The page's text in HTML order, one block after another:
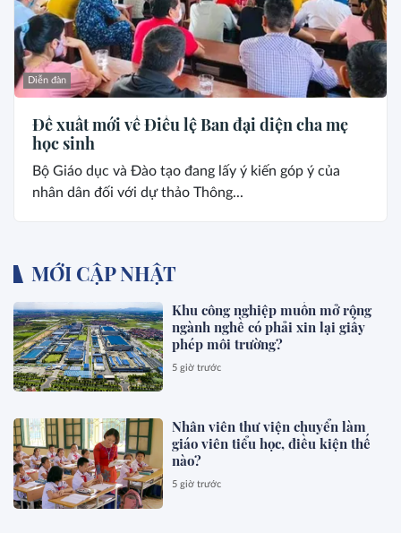
Diễn đàn
Đề xuất mới về Điều lệ Ban đại diện cha mẹ
học sinh
Bộ Giáo dục và Đào tạo đang lấy ý kiến góp ý của
nhân dân đối với dự thảo Thông...
MỚI CẬP NHẬT
Khu công nghiệp muốn mở rộng
ngành nghề có phải xin lại giấy
phép môi trường?
5 giờ trước
Nhân viên thư viện chuyển làm
giáo viên tiểu học, điều kiện thế
nào?
5 giờ trước